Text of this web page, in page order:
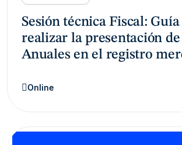
Sesión técnica Fiscal:
realizar la presentación
Anuales en el registro
Online